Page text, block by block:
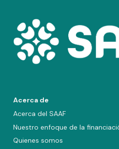
Acerca de
Acerca del SAAF
Nuestro enfoque de la
Quienes somos